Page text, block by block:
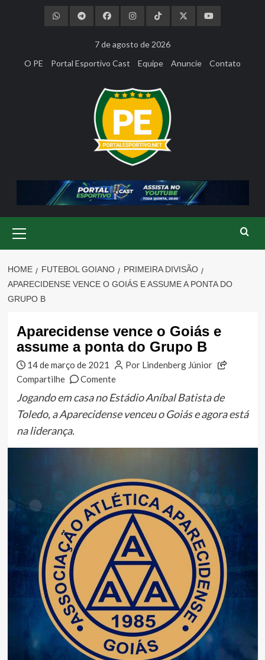
7 de agosto de 2026
O PE
Portal Esportivo Cast Equipe Anuncie Contato
Menu
HOME FUTEBOL GOIANO
PRIMEIRA DIVISÃO
APARECIDENSE VENCE O GOIÁS E ASSUME A PONTA DO
GRUPO B
Aparecidense vence o Goiás e
assume a ponta do Grupo B
14 de março de 2021
Por Lindenberg Júnior
Compartilhe
Comente
Jogando em casa no Estádio Aníbal Batista de
Toledo, a Aparecidense venceu o Goiás e agora está
na liderança.